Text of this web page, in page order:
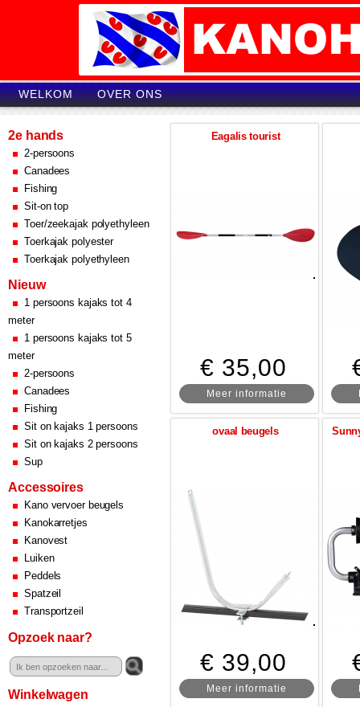
WELKOM OVER ONS
2e hands
2-persoons
Canadees
Fishing
Sit-on top
Toer/zeekajak polyethyleen
Toerkajak polyester
Toerkajak polyethyleen
Nieuw
1 persoons kajaks tot 4
meter
1 persoons kajaks tot 5
meter
2-persoons
Canadees
Fishing
Sit on kajaks 1 persoons
Sit on kajaks 2 persoons
Sup
Accessoires
Kano vervoer beugels
Kanokarretjes
Kanovest
Luiken
Peddels
Spatzeil
Transportzeil
Opzoek naar?
Winkelwagen
Eagalis tourist
€ 35,00
Meer informatie
ovaal beugels
€ 39,00
Meer informatie